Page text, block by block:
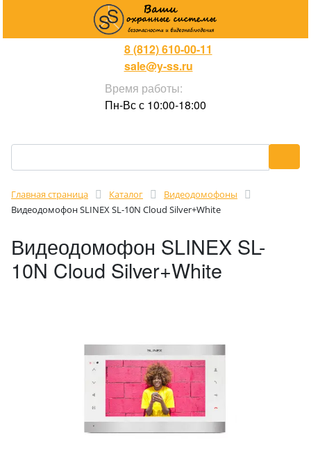
8 (812) 610-00-11
sale@y-ss.ru
Время работы:
Пн-Вс с 10:00-18:00
Главная страница Каталог
Видеодомофоны
Видеодомофон SLINEX SL-10N Cloud Silver+White
Видеодомофон SLINEX SL-
10N Cloud Silver+White